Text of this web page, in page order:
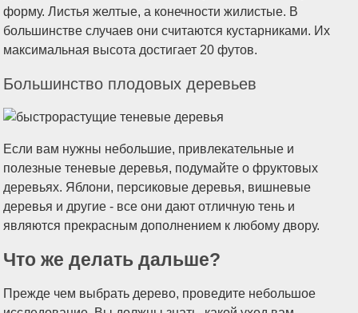
форму. Листья желтые, а конечности жилистые. В
большинстве случаев они считаются кустарниками. Их
максимальная высота достигает 20 футов.
Большинство плодовых деревьев
Если вам нужны небольшие, привлекательные и
полезные теневые деревья, подумайте о фруктовых
деревьях. Яблони, персиковые деревья, вишневые
деревья и другие - все они дают отличную тень и
являются прекрасным дополнением к любому двору.
Что же делать дальше?
Прежде чем выбрать дерево, проведите небольшое